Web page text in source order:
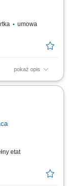
umowa
pokaż opis
oraz sektora MŚP i
inwestycyjnych;
etat